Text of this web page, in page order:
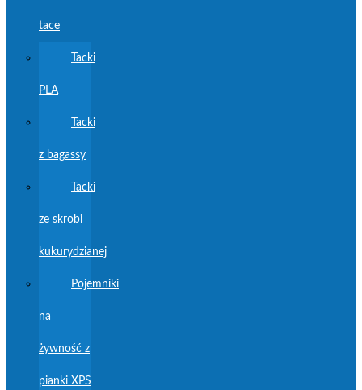
tace
Tacki
PLA
Tacki
z bagassy
Tacki
ze skrobi
kukurydzianej
Pojemniki
na
żywność z
pianki XPS